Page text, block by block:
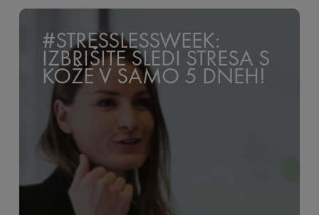
#STRESSLESSWEEK:
IZBRIŠITE SLEDI STRESA S
KOŽE V SAMO 5 DNEH!